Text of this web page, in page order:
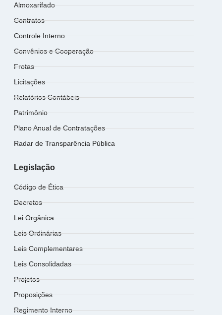
Almoxarifado
Contratos
Controle Interno
Convênios e Cooperação
Frotas
Licitações
Relatórios Contábeis
Patrimônio
Plano Anual de Contratações
Radar de Transparência Pública
Legislação
Código de Ética
Decretos
Lei Orgânica
Leis Ordinárias
Leis Complementares
Leis Consolidadas
Projetos
Proposições
Regimento Interno